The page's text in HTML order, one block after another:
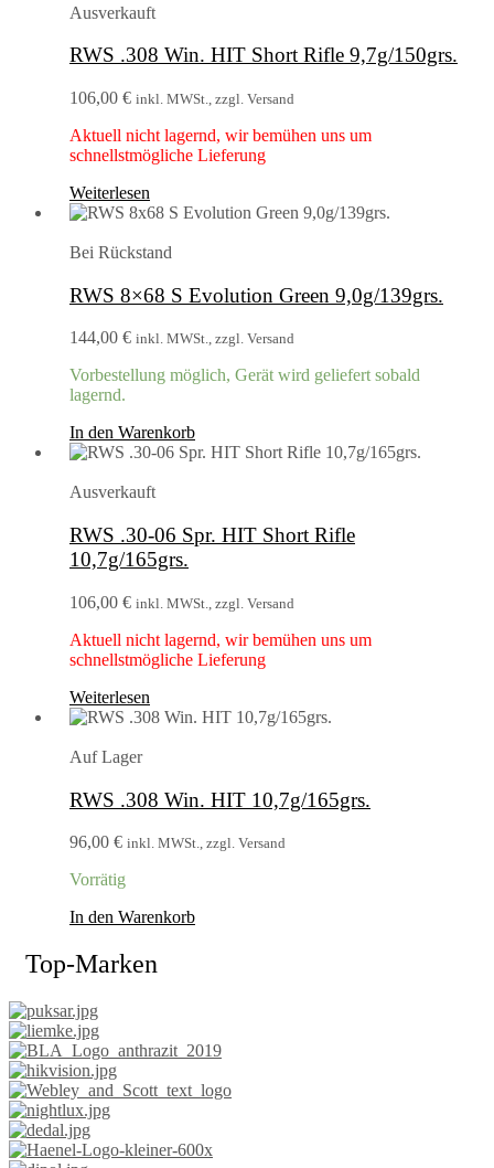
Ausverkauft
RWS .308 Win. HIT Short Rifle 9,7g/150grs.
106,00 € inkl. MWSt., zzgl. Versand
Aktuell nicht lagernd, wir bemühen uns um
schnellstmögliche Lieferung
Weiterlesen
Bei Rückstand
RWS 8×68 S Evolution Green 9,0g/139grs.
144,00 € inkl. MWSt., zzgl. Versand
Vorbestellung möglich, Gerät wird geliefert sobald
lagernd.
In den Warenkorb
Ausverkauft
RWS .30-06 Spr. HIT Short Rifle
10,7g/165grs.
106,00 € inkl. MWSt., zzgl. Versand
Aktuell nicht lagernd, wir bemühen uns um
schnellstmögliche Lieferung
Weiterlesen
Auf Lager
RWS .308 Win. HIT 10,7g/165grs.
96,00 € inkl. MWSt., zzgl. Versand
Vorrätig
In den Warenkorb
Top-Marken